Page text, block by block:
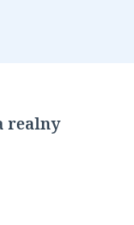
realny